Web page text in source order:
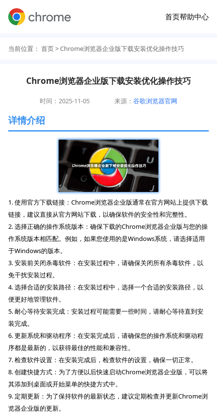
首页帮助中心
当前位置： 首页> Chrome浏览器企业版下载安装优化操作技巧
Chrome浏览器企业版下载安装优化操作技巧
时间：2025-11-05 来源：谷歌浏览器官网
详情介绍
1. 使用官方下载链接：Chrome浏览器企业版通常在官方网站上提供下载
链接，建议直接从官方网站下载，以确保软件的安全性和完整性。
2. 选择正确的操作系统版本：确保下载的Chrome浏览器企业版与您的操
作系统版本相匹配。例如，如果您使用的是Windows系统，请选择适用
于Windows的版本。
3. 安装前关闭杀毒软件：在安装过程中，请确保关闭所有杀毒软件，以
免干扰安装过程。
4. 选择合适的安装路径：在安装过程中，选择一个合适的安装路径，以
便更好地管理软件。
5. 耐心等待安装完成：安装过程可能需要一些时间，请耐心等待直到安
装完成。
6. 更新系统和驱动程序：在安装完成后，请确保您的操作系统和驱动程
序都是最新的，以获得最佳的性能和兼容性。
7. 检查软件设置：在安装完成后，检查软件的设置，确保一切正常。
8. 创建快捷方式：为了方便以后快速启动Chrome浏览器企业版，可以将
其添加到桌面或开始菜单的快捷方式中。
9. 定期更新：为了保持软件的最新状态，建议定期检查并更新Chrome浏
览器企业版的更新。